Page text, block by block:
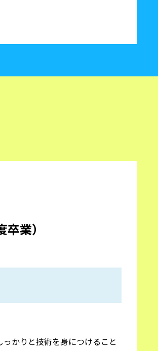
業）
かりと技術を身につけること